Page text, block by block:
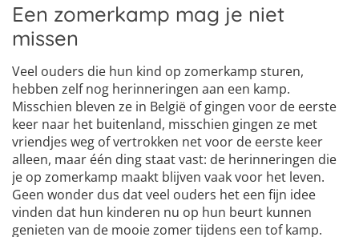
Een zomerkamp mag je niet
missen
Veel ouders die hun kind op zomerkamp sturen,
hebben zelf nog herinneringen aan een kamp.
Misschien bleven ze in België of gingen voor de eerste
keer naar het buitenland, misschien gingen ze met
vriendjes weg of vertrokken net voor de eerste keer
alleen, maar één ding staat vast: de herinneringen die
je op zomerkamp maakt blijven vaak voor het leven.
Geen wonder dus dat veel ouders het een fijn idee
vinden dat hun kinderen nu op hun beurt kunnen
genieten van de mooie zomer tijdens een tof kamp.